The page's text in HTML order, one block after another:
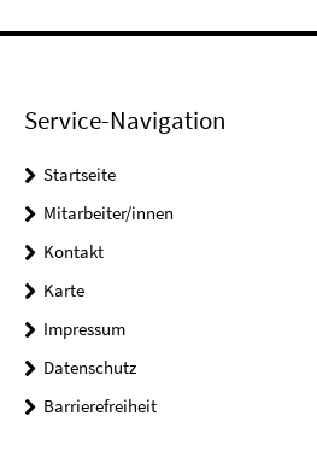
Service-Navigation
Startseite
Mitarbeiter/innen
Kontakt
Karte
Impressum
Datenschutz
Barrierefreiheit